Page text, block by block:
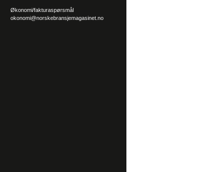
Økonomi/fakturaspørsmål
okonomi@norskebransjemagasinet.no